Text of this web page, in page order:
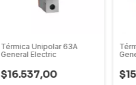
Térmica Unipolar 63A
General Electric
$16.537,00